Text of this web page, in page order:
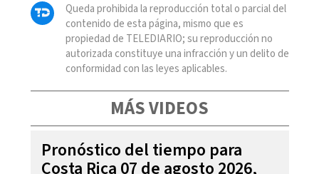
Queda prohibida la reproducción total o parcial del
contenido de esta página, mismo que es
propiedad de TELEDIARIO; su reproducción no
autorizada constituye una infracción y un delito de
conformidad con las leyes aplicables.
MÁS VIDEOS
Pronóstico del tiempo para
Costa Rica 07 de agosto 2026,